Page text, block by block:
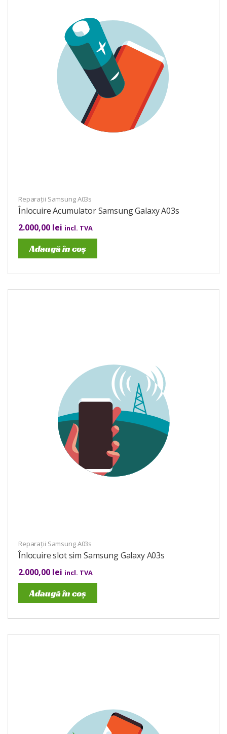
Reparații Samsung A03s
Înlocuire Acumulator Samsung Galaxy A03s
2.000,00 lei incl. TVA
Adaugă în coș
Reparații Samsung A03s
Înlocuire slot sim Samsung Galaxy A03s
2.000,00 lei incl. TVA
Adaugă în coș